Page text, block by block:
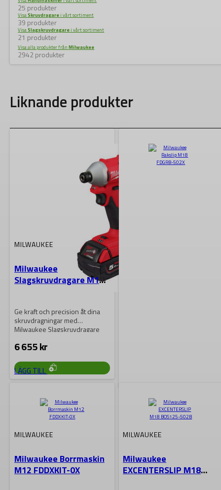
25 produkter
VisaSkruvdragare i vårt sortiment
39 produkter
VisaSlagskruvdragare i vårt sortiment
21 produkter
Visa alla produkter frånMilwaukee
2942 produkter
Liknande produkter
MILWAUKEE
Milwaukee
Slagskruvdragare M18
Ge kraft och precision åt dina
skruvdragningar med
Milwaukee Slagskruvdragare
180 Nm…
6 655kr
LÄGG TILL
MILWAUKEE
Milwaukee Rakslip M18
FDGRB-502X
Upptäck nya Milwaukee Rakslip
M18 FDGRB-502X. Slipa och
MILWAUKEE
Milwaukee Borrmaskin
M12 FDDXKIT-0X
MILWAUKEE
Milwaukee
EXCENTERSLIP M18